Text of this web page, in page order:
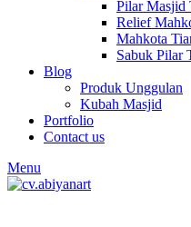
Pilar Masjid
Relief
Mahkota
Sabuk Pilar
Blog
Produk Unggulan
Kubah Masjid
Portfolio
Contact us
Menu